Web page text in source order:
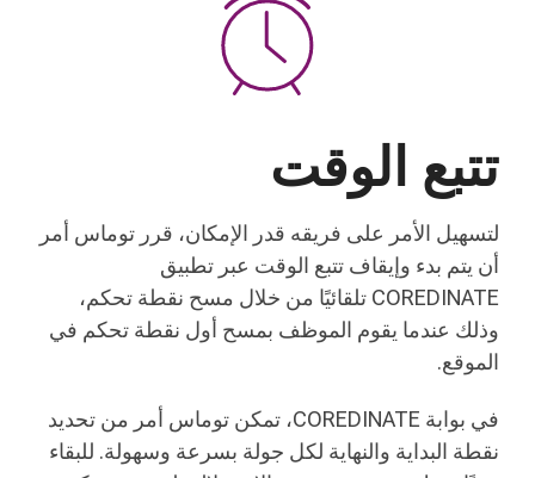
تتبع الوقت
لتسهيل الأمر على فريقه قدر الإمكان، قرر توماس أمر
أن يتم بدء وإيقاف تتبع الوقت عبر تطبيق
COREDINATE تلقائيًا من خلال مسح نقطة تحكم،
وذلك عندما يقوم الموظف بمسح أول نقطة تحكم في
الموقع.
في بوابة COREDINATE، تمكن توماس أمر من تحديد
نقطة البداية والنهاية لكل جولة بسرعة وسهولة. للبقاء